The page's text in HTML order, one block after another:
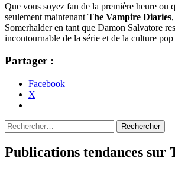
Que vous soyez fan de la première heure ou
seulement maintenant The Vampire Diaries
Somerhalder en tant que Damon Salvatore
incontournable de la série et de la culture pop
Partager :
Facebook
X
Rechercher :
Publications tendances sur